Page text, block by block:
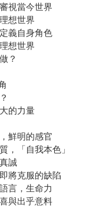
視當今世界
想世界
義自身角色
想世界
？
的力量
鮮明的感官
，「自我本色」
誠
將克服的缺陷
言，生命力
與出乎意料